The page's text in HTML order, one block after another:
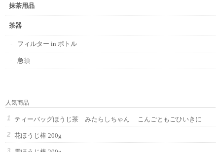
抹茶用品
茶器
フィルター in ボトル
急須
人気商品
ティーバッグほうじ茶 みたらしちゃん こんごともごひいきに
花ほうじ棒 200g